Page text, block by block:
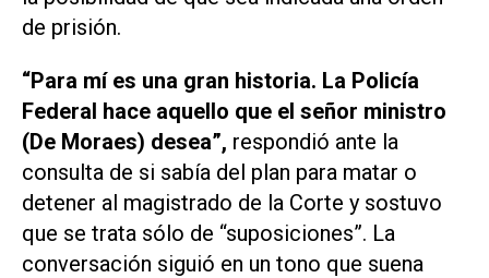
de prisión.
“Para mí es una gran historia. La Policía
Federal hace aquello que el señor ministro
(De Moraes) desea”, respondió ante la
consulta de si sabía del plan para matar o
detener al magistrado de la Corte y sostuvo
que se trata sólo de “suposiciones”. La
conversación siguió en un tono que suena